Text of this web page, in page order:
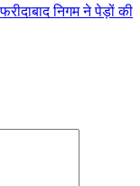
निगम ने पेड़ों की